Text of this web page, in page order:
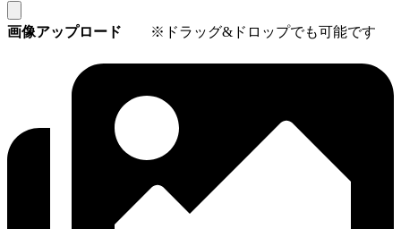
画像アップロード ※ドラッグ&ドロップでも可能です